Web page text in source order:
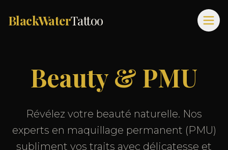
BlackWaterTattoo
Beauty & PMU
Révélez votre beauté naturelle. Nos
experts en maquillage permanent (PMU)
subliment vos traits avec délicatesse et